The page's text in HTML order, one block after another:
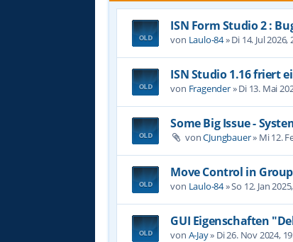
ISN Form Studio 2 :
von Laulo-84»Di 14. Jul 2026,
ISN Studio 1.16 friert
von Fragender»Di 13. Mai
Some Big Issue -
vonCJungbauer» Mi 12.
Move Control in Group
von Laulo-84»So 12. Jan
GUI Eigenschaften
von A-Jay» Di 26. Nov 2024,